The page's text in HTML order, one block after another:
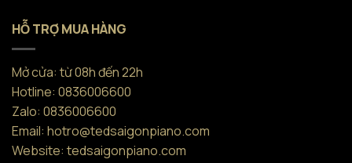
HỖ TRỢ MUA HÀNG
Mở cửa: từ 08h đến 22h
Hotline: 0836006600
Zalo: 0836006600
Email: hotro@tedsaigonpiano.com
Website: tedsaigonpiano.com